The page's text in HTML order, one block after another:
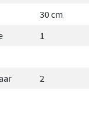
30 cm
1
2